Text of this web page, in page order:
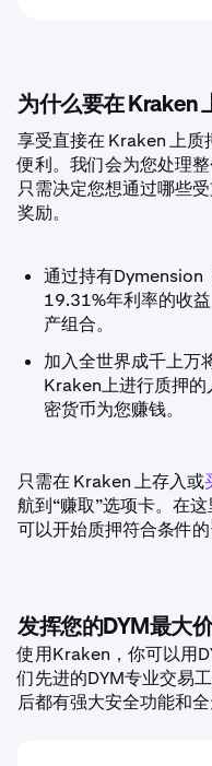
为什么要在 Kraken
享受直接在 Kraken 上质
便利。我们会为您处理
只需决定您想通过哪些
奖励。
通过持有Dymension
19.31%年利率的收
产组合。
加入全世界成千上万
Kraken上进行质押
密货币为您赚钱。
只需在 Kraken 上存入或
航到“赚取”选项卡。在
可以开始质押符合条件
发挥您的DYM最大
使用Kraken，你可以用
们先进的DYM专业交易
后都有强大安全功能和全